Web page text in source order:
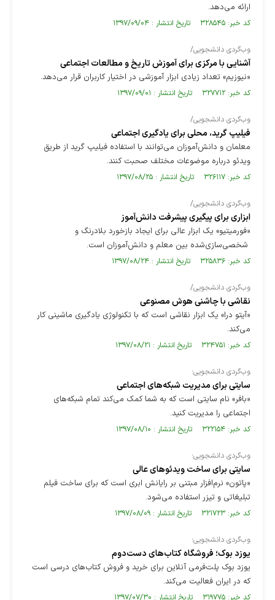
ارائه می‌دهد.
کد خبر: ۳۲۸۵۴۵ تاریخ انتشار : ۱۳۹۷/۰۹/۰۴
وب‌گردی دانشجویی/
آشنایی با مرکزی برای آموزش تاریخ و مطالعات اجتماعی
«نیوزیم» تعداد زیادی ابزار آموزشی در اختیار کاربران قرار می‌دهد.
کد خبر: ۳۲۷۷۱۲ تاریخ انتشار : ۱۳۹۷/۰۹/۰۱
وب‌گردی دانشجویی/
فیلیپ گرید، محلی برای یادگیری اجتماعی
معلمان و دانش‌آموزان می‌توانند با استفاده فیلیپ گرید از طریق
ویدئو درباره موضوعات مختلف صحبت کنند.
کد خبر: ۳۲۶۱۱۷ تاریخ انتشار : ۱۳۹۷/۰۸/۲۵
وب‌گردی دانشجویی/
ابزاری برای پیگیری پیشرفت دانش‌آموز
«فورمیتیو» یک ابزار عالی برای ایجاد بازخورد بلادرنگ و
شخصی‌سازی‌شده بین معلم و دانش‌آموزان است.
کد خبر: ۳۲۵۸۳۶ تاریخ انتشار : ۱۳۹۷/۰۸/۲۴
وب‌گردی دانشجویی/
نقاشی با چاشنی هوش مصنوعی
«آیتو درا» یک ابزار نقاشی است که با تکنولوژی یادگیری ماشینی کار
می‌کند.
کد خبر: ۳۲۴۷۵۱ تاریخ انتشار : ۱۳۹۷/۰۸/۲۱
وب‌گردی دانشجویی؛
سایتی برای مدیریت شبکه‌های اجتماعی
«بافر» نام سایتی است که به شما کمک می‌کند تمام شبکه‌‌های
اجتماعی را مدیریت کنید.
کد خبر: ۳۲۲۱۵۴ تاریخ انتشار : ۱۳۹۷/۰۸/۱۰
وب‌گردی دانشجویی؛
سایتی برای ساخت ویدئوهای عالی
«پاتون» نرم‌افزار مبتنی بر رایانش ابری است که برای ساخت فیلم
تبلیغاتی و تیزر استفاده می‌شود.
کد خبر: ۳۲۱۷۲۳ تاریخ انتشار : ۱۳۹۷/۰۸/۰۹
وب‌گردی دانشجویی؛
یوزد بوک؛ فروشگاه کتاب‌‌های دست‌دوم
یوزد بوک پلت‌فرمی آنلاین برای خرید و فروش کتاب‌های درسی است
که در ایران فعالیت می‌کند.
کد خبر: ۳۱۹۷۷۵ تاریخ انتشار : ۱۳۹۷/۰۷/۳۰